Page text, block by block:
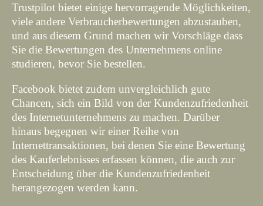
Trustpilot bietet einige hervorragende Möglichkeiten,
viele andere Verbraucherbewertungen abzustauben,
und aus diesem Grund machen wir Vorschläge dass
Sie die Bewertungen des Unternehmens online
studieren, bevor Sie bestellen.
Facebook bietet zudem unvergleichlich gute
Chancen, sich ein Bild von der Kundenzufriedenheit
des Internetunternehmens zu machen. Darüber
hinaus begegnen wir einer Reihe von
Internettransaktionen, bei denen Sie eine Bewertung
des Kauferlebnisses erfassen können, die auch zur
Entscheidung über die Kundenzufriedenheit
herangezogen werden kann.